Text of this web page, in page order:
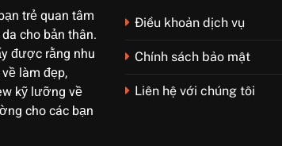
trẻ quan tâm
cho bản thân.
được rằng nhu
làm đẹp,
kỹ lưỡng về
cho các bạn
Điều khoản dịch vụ
Chính sách bảo mật
Liên hệ với chúng tôi